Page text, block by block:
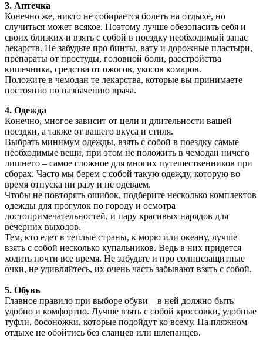
3. Аптечка
Конечно же, никто не собирается болеть на отдыхе, но
случиться может всякое. Поэтому лучше обезопасить себя и
своих близких и взять с собой в поездку необходимый запас
лекарств. Не забудьте про бинты, вату и дорожные пластыри,
препараты от простуды, головной боли, расстройства
кишечника, средства от ожогов, укосов комаров.
Положите в чемодан те лекарства, которые вы принимаете
постоянно по назначению врача.
4. Одежда
Конечно, многое зависит от цели и длительности вашей
поездки, а также от вашего вкуса и стиля.
Выбрать минимум одежды, взять с собой в поездку самые
необходимые вещи, при этом не положить в чемодан ничего
лишнего – самое сложное для многих путешественников при
сборах. Часто мы берем с собой такую одежду, которую во
время отпуска ни разу и не одеваем.
Чтобы не повторять ошибок, подберите несколько комплектов
одежды для прогулок по городу и осмотра
достопримечательностей, и пару красивых нарядов для
вечерних выходов.
Тем, кто едет в теплые страны, к морю или океану, лучше
взять с собой несколько купальников. Ведь в них придется
ходить почти все время. Не забудьте и про солнцезащитные
очки, не удивляйтесь, их очень часть забывают взять с собой.
5. Обувь
Главное правило при выборе обуви – в ней должно быть
удобно и комфортно. Лучше взять с собой кроссовки, удобные
туфли, босоножки, которые подойдут ко всему. На пляжном
отдыхе не обойтись без сланцев или шлепанцев.